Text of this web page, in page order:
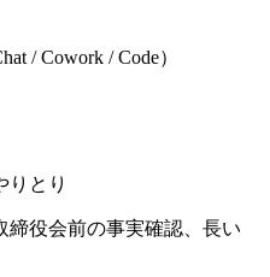
/ Cowork / Code）
りとり
締役会前の事実確認、長い